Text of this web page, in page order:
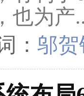
也为产
： 邬贺